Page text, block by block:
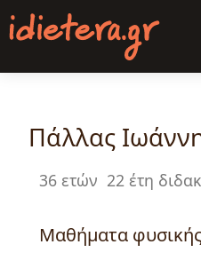
Παράκαμψη
προς
κυρίως
Πάλλας
36 ετών 22 έτη
Μαθήματα